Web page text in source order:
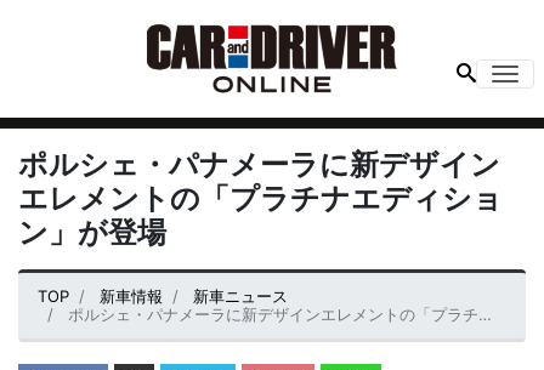
ポルシェ・パナメーラに新デザイン
エレメントの「プラチナエディショ
ン」が登場
TOP 新車情報
新車ニュース
ポルシェ・パナメーラに新デザインエレメントの「プラチナエディション」が登場